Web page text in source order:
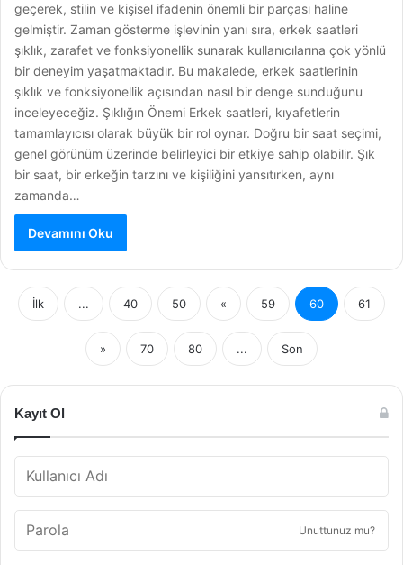
geçerek, stilin ve kişisel ifadenin önemli bir parçası haline
gelmiştir. Zaman gösterme işlevinin yanı sıra, erkek saatleri
şıklık, zarafet ve fonksiyonellik sunarak kullanıcılarına çok yönlü
bir deneyim yaşatmaktadır. Bu makalede, erkek saatlerinin
şıklık ve fonksiyonellik açısından nasıl bir denge sunduğunu
inceleyeceğiz. Şıklığın Önemi Erkek saatleri, kıyafetlerin
tamamlayıcısı olarak büyük bir rol oynar. Doğru bir saat seçimi,
genel görünüm üzerinde belirleyici bir etkiye sahip olabilir. Şık
bir saat, bir erkeğin tarzını ve kişiliğini yansıtırken, aynı
zamanda…
Devamını Oku
İlk ... 40 50 « 59 60 61
» 70 80 ... Son
Kayıt Ol
Unuttunuz mu?